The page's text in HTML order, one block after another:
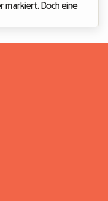
markiert. Doch eine
nicht
voller dauerhafter